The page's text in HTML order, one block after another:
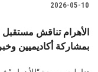
2026-05-10
الأهرام تناقش
بمشاركة أكاديميين